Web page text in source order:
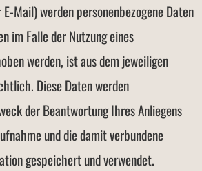
Mail) werden personenbezogene Daten
im Falle der Nutzung eines
werden, ist aus dem jeweiligen
Diese Daten werden
der Beantwortung Ihres Anliegens
und die damit verbundene
gespeichert und verwendet.